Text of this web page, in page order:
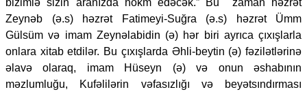
bizimlə sizin aranızda hökm edəcək.” Bu zaman həzrət
Zeynəb (ə.s) həzrət Fatimeyi-Suğra (ə.s) həzrət Ümm
Gülsüm və imam Zeynəlabidin (ə) hər biri ayrıca çıxışlarla
onlara xitab etdilər. Bu çıxışlarda Əhli-beytin (ə) fəzilətlərinə
əlavə olaraq, imam Hüseyn (ə) və onun əshabının
məzlumluğu, Kufəlilərin vəfasızlığı və beyətsındırması